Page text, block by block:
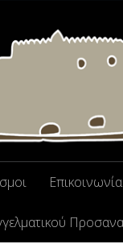
Επικοινωνία